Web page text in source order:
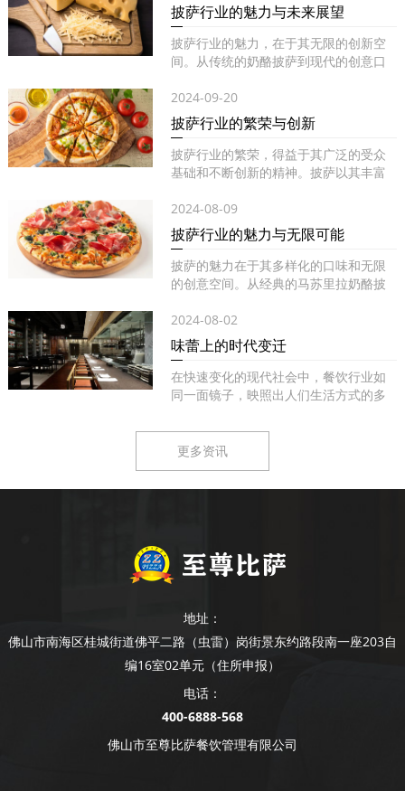
披萨行业的魅力与未来展望
披萨行业的魅力，在于其无限的创新空
间。从传统的奶酪披萨到现代的创意口
2024-09-20
披萨行业的繁荣与创新
披萨行业的繁荣，得益于其广泛的受众
基础和不断创新的精神。披萨以其丰富
2024-08-09
披萨行业的魅力与无限可能
披萨的魅力在于其多样化的口味和无限
的创意空间。从经典的马苏里拉奶酪披
2024-08-02
味蕾上的时代变迁
在快速变化的现代社会中，餐饮行业如
同一面镜子，映照出人们生活方式的多
更多资讯
地址：
佛山市南海区桂城街道佛平二路（虫雷）岗街景东约路段南一座203自
编16室02单元（住所申报）
电话：
400-6888-568
佛山市至尊比萨餐饮管理有限公司